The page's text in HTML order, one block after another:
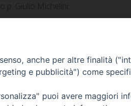
Giulio Michelini.
anche per altre finalità
e pubblicità") come
puoi avere maggiori